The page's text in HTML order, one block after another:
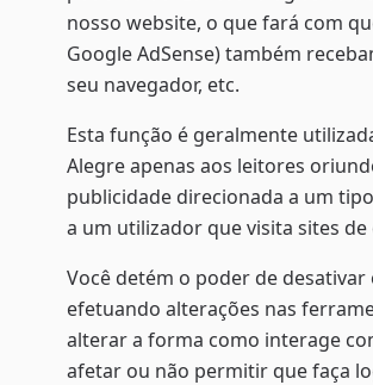
nosso website, o que fará com
Google AdSense) também
seu navegador, etc.
Esta função é geralmente
Alegre apenas aos leitores
publicidade direcionada a um
a um utilizador que visita sites
Você detém o poder de
efetuando alterações nas
alterar a forma como interage
afetar ou não permitir que faça